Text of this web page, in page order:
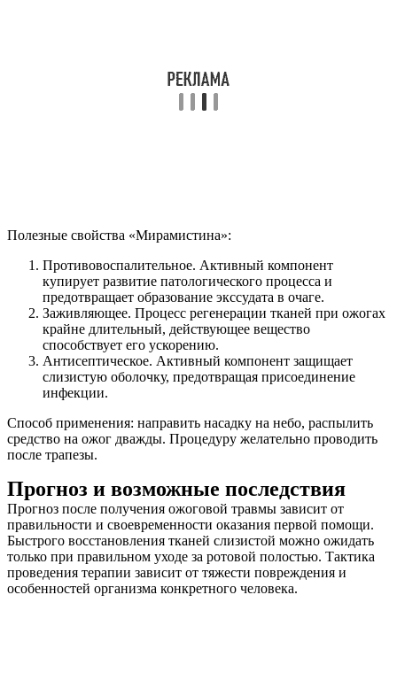
Полезные свойства «Мирамистина»:
Противовоспалительное. Активный компонент
купирует развитие патологического процесса и
предотвращает образование экссудата в очаге.
Заживляющее. Процесс регенерации тканей при ожогах
крайне длительный, действующее вещество
способствует его ускорению.
Антисептическое. Активный компонент защищает
слизистую оболочку, предотвращая присоединение
инфекции.
Способ применения: направить насадку на небо, распылить
средство на ожог дважды. Процедуру желательно проводить
после трапезы.
Прогноз и возможные последствия
Прогноз после получения ожоговой травмы зависит от
правильности и своевременности оказания первой помощи.
Быстрого восстановления тканей слизистой можно ожидать
только при правильном уходе за ротовой полостью. Тактика
проведения терапии зависит от тяжести повреждения и
особенностей организма конкретного человека.